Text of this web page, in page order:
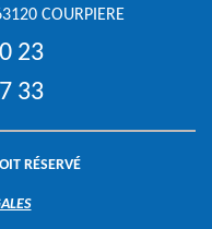
COURPIERE
23
33
RÉSERVÉ